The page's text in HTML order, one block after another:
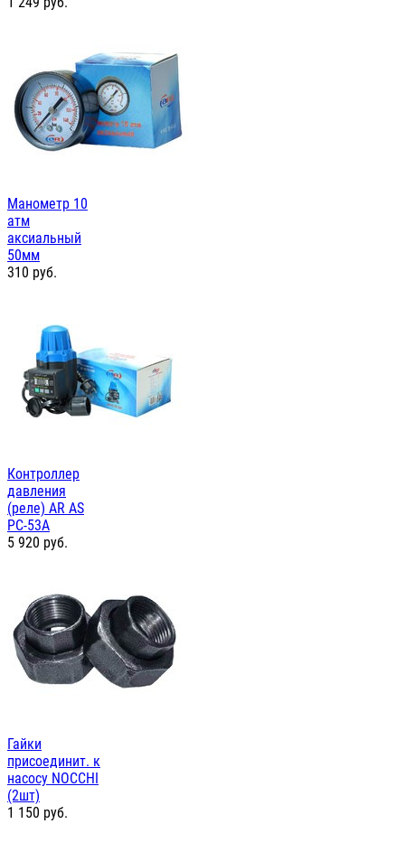
Манометр 10
атм
аксиальный
50мм
310 руб.
Контроллер
давления
(реле) AR AS
PC-53А
5 920 руб.
Гайки
присоединит. к
насосу NOCCHI
(2шт)
1 150 руб.